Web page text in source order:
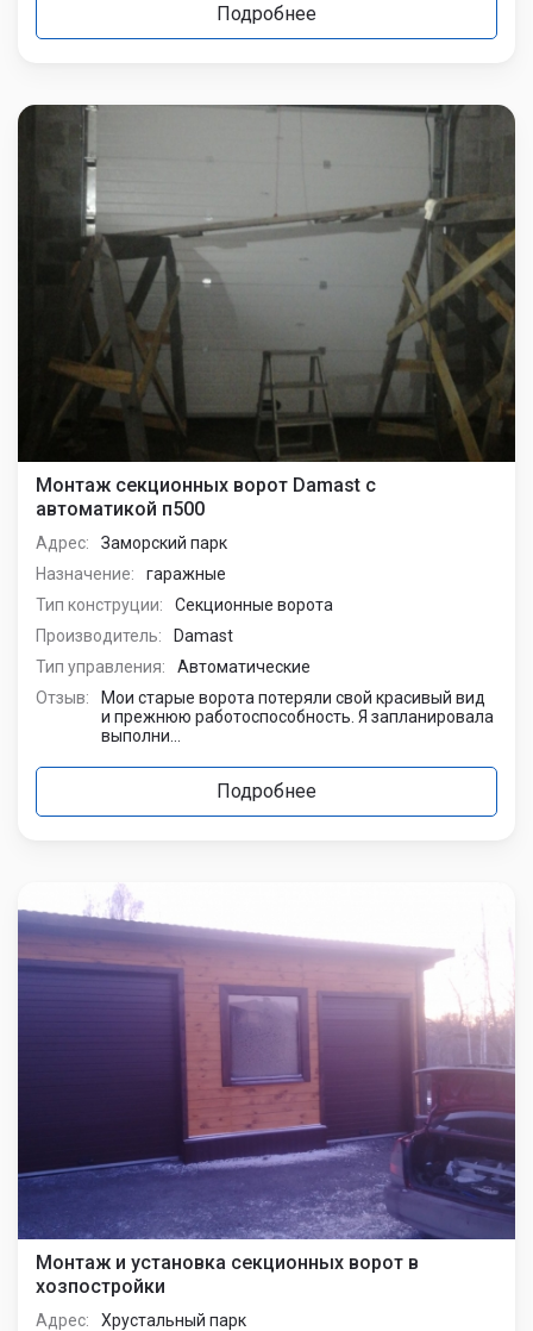
Подробнее
Монтаж секционных ворот Damast с
автоматикой п500
Адрес:
Заморский парк
Назначение:
гаражные
Тип конструции:
Секционные ворота
Производитель:
Damast
Тип управления:
Автоматические
Отзыв:
Мои старые ворота потеряли свой красивый вид
и прежнюю работоспособность. Я запланировала
выполни...
Подробнее
Монтаж и установка секционных ворот в
хозпостройки
Адрес:
Хрустальный парк